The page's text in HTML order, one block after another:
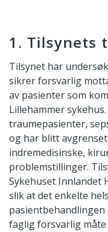
1. Tilsynets
Tilsynet har
sikrer forsvarlig
av pasienter som
Lillehammer
traumepasienter,
og har blitt
indremedisinske,
problemstillinger.
Sykehuset Innlandet
slik at det enkelte
faglig forsvarlig måte